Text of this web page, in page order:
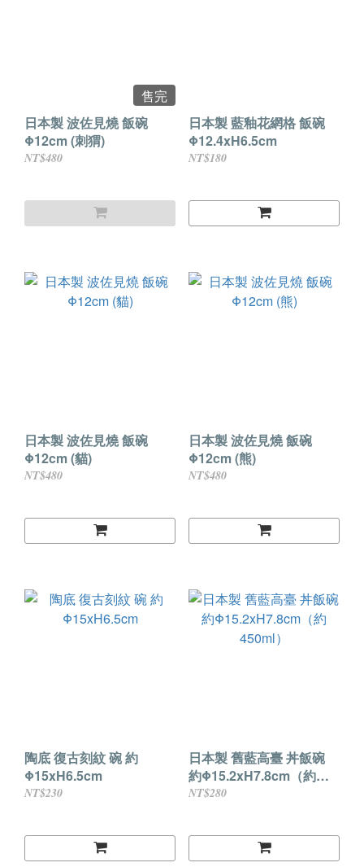
售完
日本製 波佐見燒 飯碗
Φ12cm (刺猬)
NT$480
日本製 藍釉花網格 飯碗
Φ12.4xH6.5cm
NT$180
日本製 波佐見燒 飯碗
Φ12cm (貓)
NT$480
日本製 波佐見燒 飯碗
Φ12cm (熊)
NT$480
陶底 復古刻紋 碗 約
Φ15xH6.5cm
NT$230
日本製 舊藍高臺 丼飯碗
約Φ15.2xH7.8cm（約
450ml）
NT$280